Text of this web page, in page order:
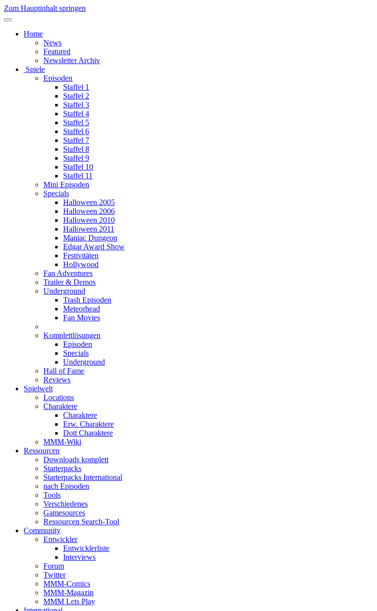
Zum Hauptinhalt springen
Home
News
Featured
Newsletter Archiv
Spiele
Episoden
Staffel 1
Staffel 2
Staffel 3
Staffel 4
Staffel 5
Staffel 6
Staffel 7
Staffel 8
Staffel 9
Staffel 10
Staffel 11
Mini Episoden
Specials
Halloween 2005
Halloween 2006
Halloween 2010
Halloween 2011
Maniac Dungeon
Edgar Award Show
Festivitäten
Hollywood
Fan Adventures
Trailer & Demos
Underground
Trash Episoden
Meteorhead
Fan Movies
Komplettlösungen
Episoden
Specials
Underground
Hall of Fame
Reviews
Spielwelt
Locations
Charaktere
Charaktere
Erw. Charaktere
Dott Charaktere
MMM-Wiki
Ressourcen
Downloads komplett
Starterpacks
Starterpacks International
nach Episoden
Tools
Verschiedenes
Gamesources
Ressourcen Search-Tool
Community
Entwickler
Entwicklerliste
Interviews
Forum
Twitter
MMM-Comics
MMM-Magazin
MMM Lets Play